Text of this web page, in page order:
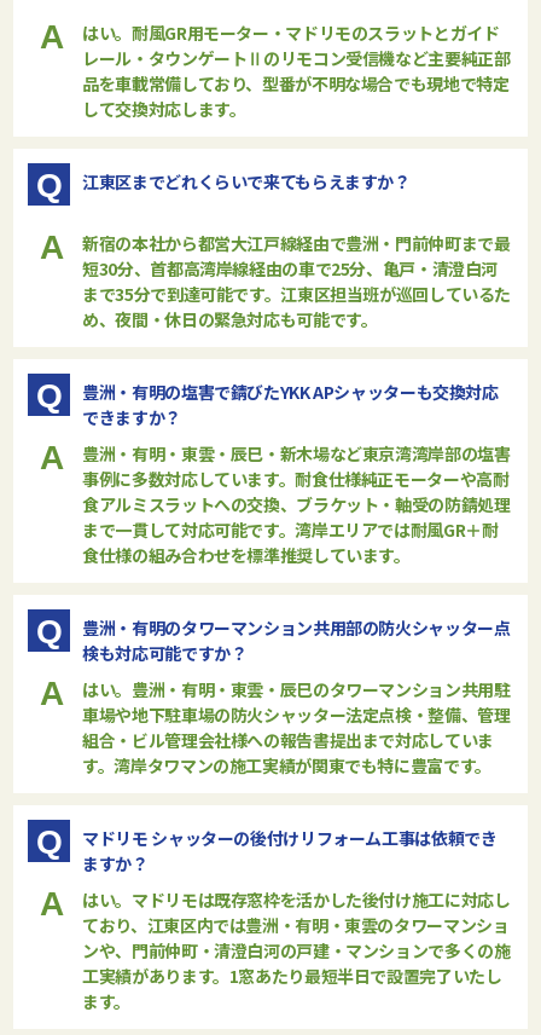
A
はい。耐風GR用モーター・マドリモのスラットとガイド
レール・タウンゲートⅡのリモコン受信機など主要純正部
品を車載常備しており、型番が不明な場合でも現地で特定
して交換対応します。
Q 江東区までどれくらいで来てもらえますか？
A
新宿の本社から都営大江戸線経由で豊洲・門前仲町まで最
短30分、首都高湾岸線経由の車で25分、亀戸・清澄白河
まで35分で到達可能です。江東区担当班が巡回しているた
め、夜間・休日の緊急対応も可能です。
Q
豊洲・有明の塩害で錆びたYKK APシャッターも交換対応
できますか？
A
豊洲・有明・東雲・辰巳・新木場など東京湾湾岸部の塩害
事例に多数対応しています。耐食仕様純正モーターや高耐
食アルミスラットへの交換、ブラケット・軸受の防錆処理
まで一貫して対応可能です。湾岸エリアでは耐風GR＋耐
食仕様の組み合わせを標準推奨しています。
Q
豊洲・有明のタワーマンション共用部の防火シャッター点
検も対応可能ですか？
A
はい。豊洲・有明・東雲・辰巳のタワーマンション共用駐
車場や地下駐車場の防火シャッター法定点検・整備、管理
組合・ビル管理会社様への報告書提出まで対応していま
す。湾岸タワマンの施工実績が関東でも特に豊富です。
Q
マドリモ シャッターの後付けリフォーム工事は依頼でき
ますか？
A
はい。マドリモは既存窓枠を活かした後付け施工に対応し
ており、江東区内では豊洲・有明・東雲のタワーマンショ
ンや、門前仲町・清澄白河の戸建・マンションで多くの施
工実績があります。1窓あたり最短半日で設置完了いたし
ます。